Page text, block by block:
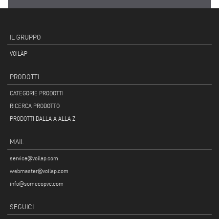
IL GRUPPO
VOILÀP
PRODOTTI
CATEGORIE PRODOTTI
RICERCA PRODOTTO
PRODOTTI DALLA A ALLA Z
MAIL
service@voilap.com
webmaster@voilap.com
info@somecopvc.com
SEGUICI